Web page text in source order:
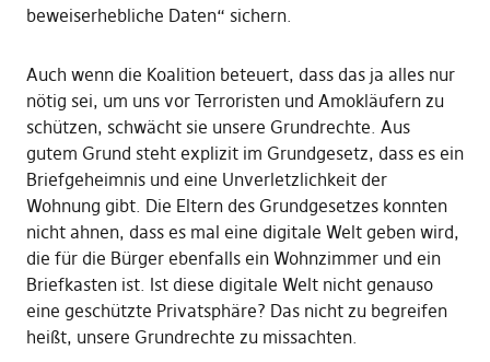
beweiserhebliche Daten“ sichern.
Auch wenn die Koalition beteuert, dass das ja alles nur
nötig sei, um uns vor Terroristen und Amokläufern zu
schützen, schwächt sie unsere Grundrechte. Aus
gutem Grund steht explizit im Grundgesetz, dass es ein
Briefgeheimnis und eine Unverletzlichkeit der
Wohnung gibt. Die Eltern des Grundgesetzes konnten
nicht ahnen, dass es mal eine digitale Welt geben wird,
die für die Bürger ebenfalls ein Wohnzimmer und ein
Briefkasten ist. Ist diese digitale Welt nicht genauso
eine geschützte Privatsphäre? Das nicht zu begreifen
heißt, unsere Grundrechte zu missachten.